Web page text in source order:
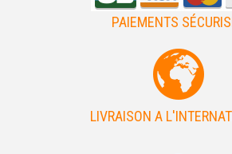
PAIEMENTS
LIVRAISON A